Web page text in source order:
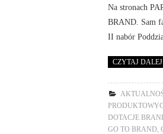
Na stronach
BRAND. Sam
II nabór
CZYTAJ DALEJ
DOTACJE
GO TO BRAND